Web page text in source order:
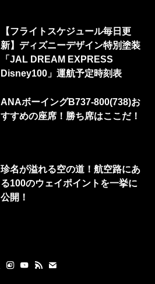
【フライトスケジュール毎日更
新】ディズニーデザイン特別塗装
「JAL DREAM EXPRESS
Disney100」運航予定時刻表
ANAボーイングB737-800(738)お
すすめの座席！勝ち席はここだ！
珍名が溢れる空の道！航空路にあ
る100のウェイポイントを一挙に
公開！